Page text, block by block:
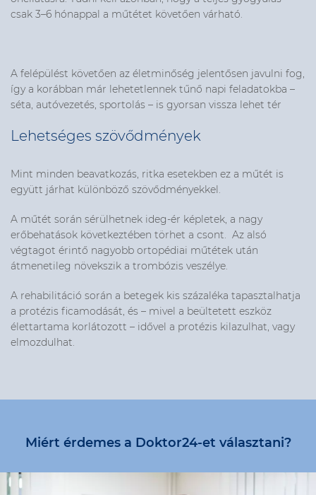
csak 3–6 hónappal a műtétet követően várható.
A felépülést követően az életminőség jelentősen javulni fog,
így a korábban már lehetetlennek tűnő napi feladatokba –
séta, autóvezetés, sportolás – is gyorsan vissza lehet tér
Lehetséges szövődmények
Mint minden beavatkozás, ritka esetekben ez a műtét is
együtt járhat különböző szövődményekkel.
A műtét során sérülhetnek ideg-ér képletek, a nagy
erőbehatások következtében törhet a csont. Az alsó
végtagot érintő nagyobb ortopédiai műtétek után
átmenetileg növekszik a trombózis veszélye.
A rehabilitáció során a betegek kis százaléka tapasztalhatja
a protézis ficamodását, és – mivel a beültetett eszköz
élettartama korlátozott – idővel a protézis kilazulhat, vagy
elmozdulhat.
Miért érdemes a Doktor24-et választani?